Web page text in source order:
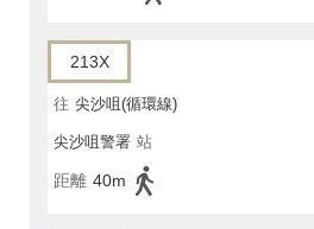
213X
往 尖沙咀(循環線)
尖沙咀警署 站
距離 40m